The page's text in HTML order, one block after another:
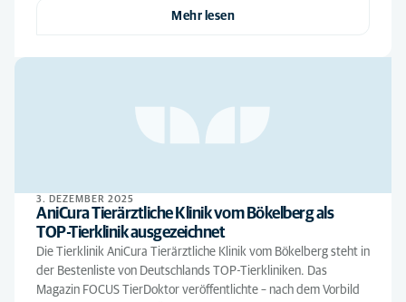
Mehr lesen
3. DEZEMBER 2025
AniCura Tierärztliche Klinik vom Bökelberg als
TOP-Tierklinik ausgezeichnet
Die Tierklinik AniCura Tierärztliche Klinik vom Bökelberg steht in
der Bestenliste von Deutschlands TOP-Tierkliniken. Das
Magazin FOCUS TierDoktor veröffentlichte – nach dem Vorbild